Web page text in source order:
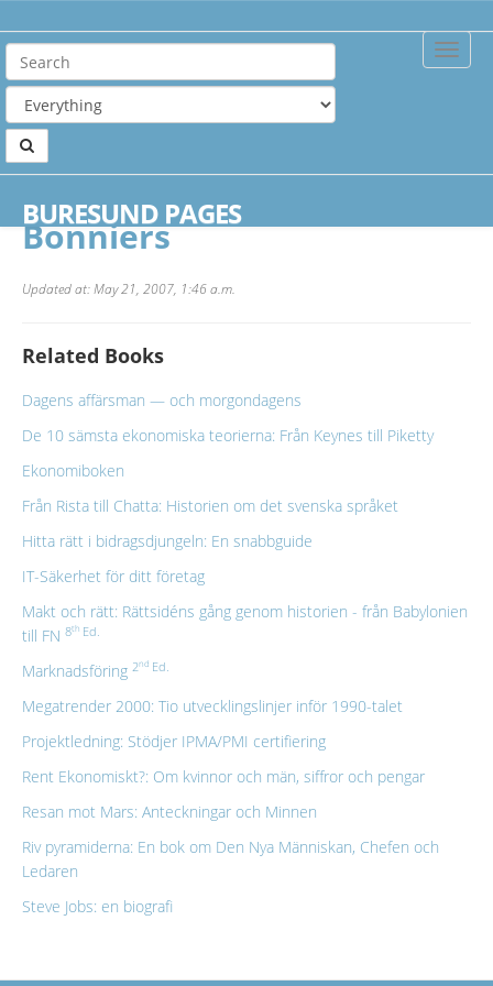
Toggle
BURESUND PAGES
Bonniers
Updated at: May 21, 2007, 1:46 a.m.
Related Books
Dagens affärsman — och morgondagens
De 10 sämsta ekonomiska teorierna: Från Keynes till Piketty
Ekonomiboken
Från Rista till Chatta: Historien om det svenska språket
Hitta rätt i bidragsdjungeln: En snabbguide
IT-Säkerhet för ditt företag
Makt och rätt: Rättsidéns gång genom historien - från Babylonien
till FN 8th Ed.
Marknadsföring 2nd Ed.
Megatrender 2000: Tio utvecklingslinjer inför 1990-talet
Projektledning: Stödjer IPMA/PMI certifiering
Rent Ekonomiskt?: Om kvinnor och män, siffror och pengar
Resan mot Mars: Anteckningar och Minnen
Riv pyramiderna: En bok om Den Nya Människan, Chefen och
Ledaren
Steve Jobs: en biografi